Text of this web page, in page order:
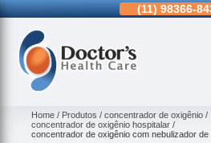
3963-0036 (11) 98366-
Home Produtos
concentrador de oxigênio
concentrador de oxigênio hospitalar
concentrador de oxigênio com nebulizador